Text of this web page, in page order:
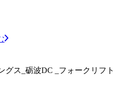
グス_砺波DC _フォークリフト